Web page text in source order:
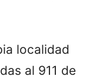
localidad
al 911 de